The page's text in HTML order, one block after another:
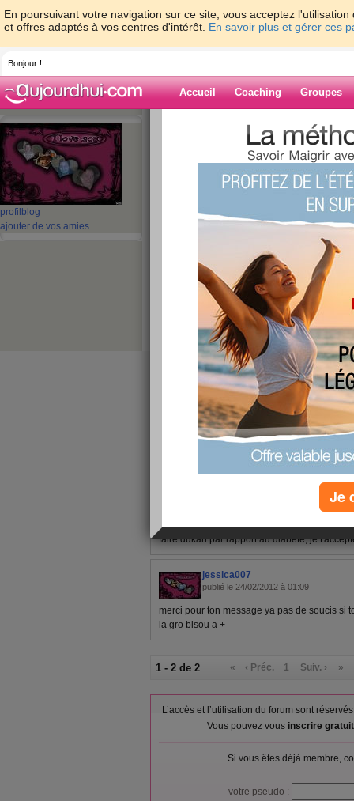
En poursuivant votre navigation sur ce site, vous acceptez
et offres adaptés à vos centres d'intérêt. En savoir plus et gérer ces
Bonjour !
Accueil Coaching Groupes
profil blog
ajouter de vos amies
> > Je
Blog de
Je m’appelle
Je m’appelle...jessica je sui en obesiter + ke
prochainement ur le site du doc cohen car j'ai
1 - 2 de 2 « ‹ Préc. 1 Suiv. › »
bonjour jessica, j'ai presqu'autant de kg à
défi,pour être plus belle pour noel, je fais un
faire dukan par rapport au diabète, je
jessica007
publié le 24/02/2012 à 01:09
merci pour ton message ya pas de soucis si
la gro bisou a +
1 - 2 de 2 « ‹ Préc. 1 Suiv. › »
L’accès et l’utilisation du forum sont
Vous pouvez vous inscrire
Si vous êtes déjà membre,
votre pseudo :
Je